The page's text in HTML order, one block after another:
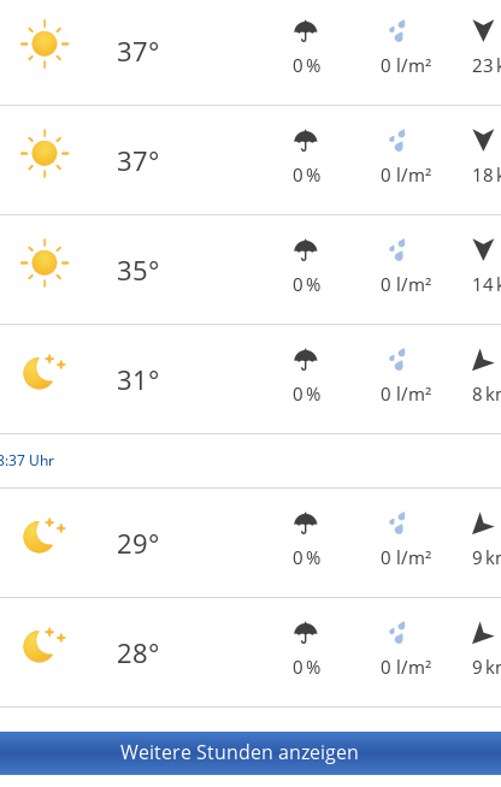
37° 0 % 0 l/m²
23
37° 0 % 0 l/m²
18
35° 0 % 0 l/m²
14
31° 0 % 0 l/m²
8
Uhr
29° 0 % 0 l/m²
9
28° 0 % 0 l/m²
9
Weitere Stunden anzeigen